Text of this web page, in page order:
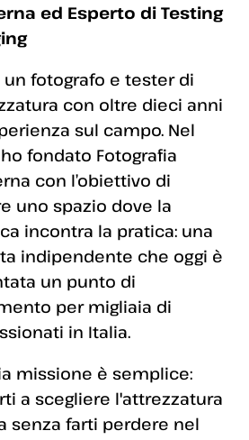
ed Esperto di Testing
un fotografo e tester di
con oltre dieci anni
sul campo. Nel
fondato Fotografia
con l’obiettivo di
uno spazio dove la
incontra la pratica: una
indipendente che oggi è
un punto di
per migliaia di
in Italia.
missione è semplice:
a scegliere l'attrezzatura
senza farti perdere nel